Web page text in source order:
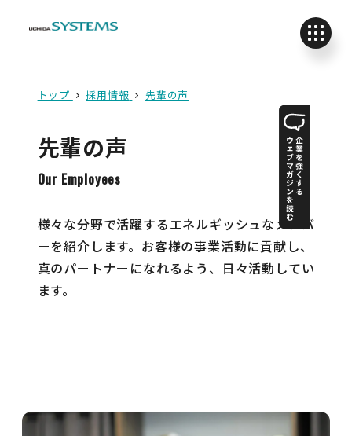
トップ 採用情報 先輩の声
先輩の声
Our Employees
様々な分野で活躍するエネルギッシュなメンバ
ーを紹介します。お客様の事業活動に貢献し、
真のパートナーになれるよう、日々活動してい
ます。